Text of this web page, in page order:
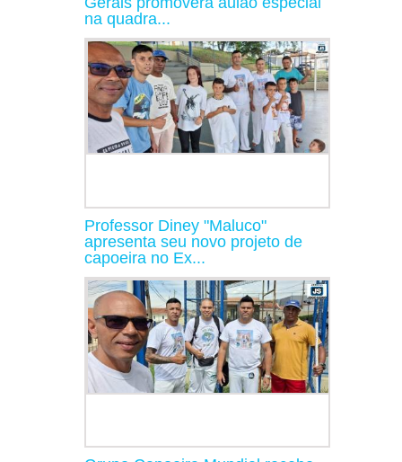
na quadra...
Professor Diney "Maluco"
apresenta seu novo projeto de
capoeira no Ex...